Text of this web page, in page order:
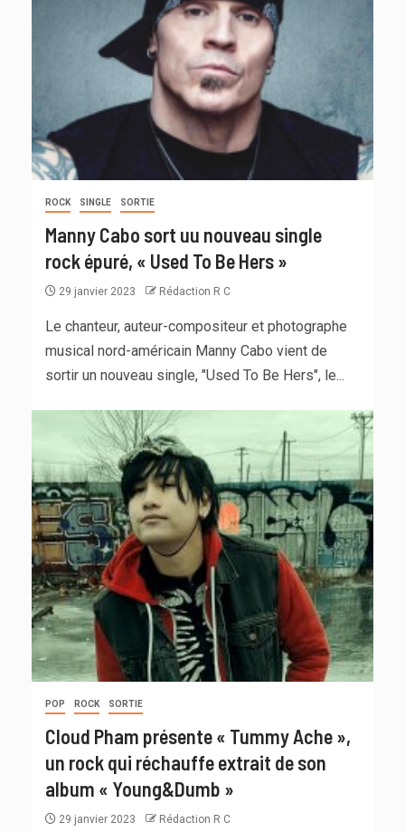
ROCK SINGLE SORTIE
Manny Cabo sort uu nouveau single
rock épuré, « Used To Be Hers »
29 janvier 2023 Rédaction R C
Le chanteur, auteur-compositeur et photographe
musical nord-américain Manny Cabo vient de
sortir un nouveau single, "Used To Be Hers", le...
POP ROCK SORTIE
Cloud Pham présente « Tummy Ache »,
un rock qui réchauffe extrait de son
album « Young&Dumb »
29 janvier 2023 Rédaction R C